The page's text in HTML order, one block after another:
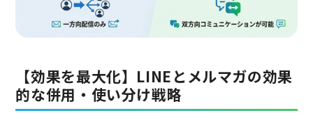
【効果を最大化】LINEとメルマガの効果
的な併用・使い分け戦略